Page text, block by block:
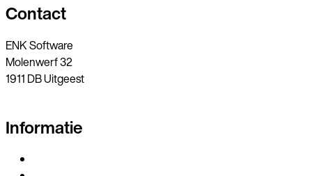
Contact
ENK Software
Molenwerf 32
1911 DB Uitgeest
Informatie